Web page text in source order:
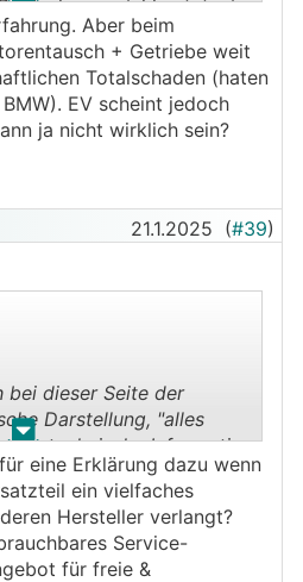
Mach-e soviel kostet wie
Ioniq 5 RWD >40? Das
das Ersatzteile
aus Ersatzteilen bauen
beim Antriebsstrang
bei dieser Seite der
Darstellung, "alles
technische Information
ist...
Aber beim
+ Getriebe weit
Totalschaden (haten
EV scheint jedoch
ja nicht wirklich sein?
21.1.2025 (#39)
. .
bei dieser Seite der
Darstellung, "alles
technische Information
ist...
eine Erklärung dazu wenn
ein vielfaches
Hersteller verlangt?
Service-
für freie &